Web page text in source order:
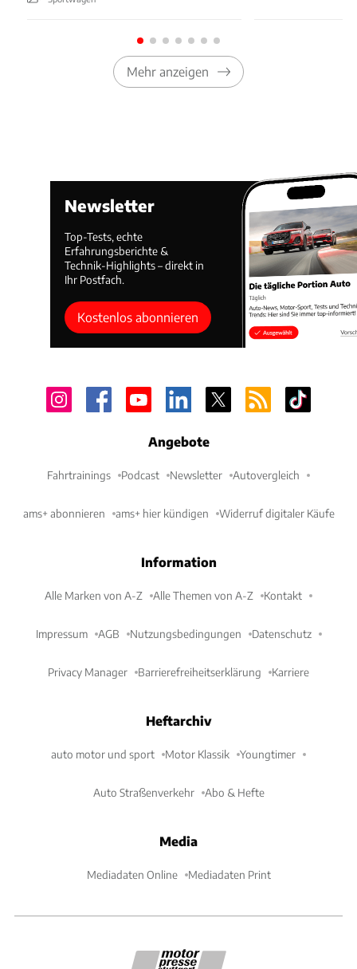
Mehr anzeigen
Newsletter
Top-Tests, echte
Erfahrungsberichte &
Technik-Highlights – direkt in
Ihr Postfach.
Kostenlos abonnieren
Angebote
Fahrtrainings Podcast Newsletter Autovergleich
ams+ abonnieren ams+ hier kündigen Widerruf digitaler Käufe
Information
Alle Marken von A-Z Alle Themen von A-Z Kontakt
Impressum AGB Nutzungsbedingungen Datenschutz
Privacy Manager Barrierefreiheitserklärung Karriere
Heftarchiv
auto motor und sport Motor Klassik Youngtimer
Auto Straßenverkehr Abo & Hefte
Media
Mediadaten Online Mediadaten Print